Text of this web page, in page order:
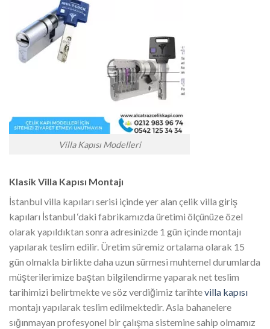
Villa Kapısı Modelleri
Klasik Villa Kapısı Montajı
İstanbul villa kapıları serisi içinde yer alan çelik villa giriş
kapıları İstanbul ‘daki fabrikamızda üretimi ölçünüze özel
olarak yapıldıktan sonra adresinizde 1 gün içinde montajı
yapılarak teslim edilir. Üretim süremiz ortalama olarak 15
gün olmakla birlikte daha uzun sürmesi muhtemel durumlarda
müşterilerimize baştan bilgilendirme yaparak net teslim
tarihimizi belirtmekte ve söz verdiğimiz tarihtevilla kapısı
montajı yapılarak teslim edilmektedir. Asla bahanelere
sığınmayan profesyonel bir çalışma sistemine sahip olmamız